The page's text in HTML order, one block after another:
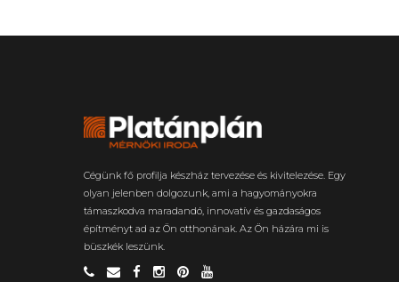
Cégünk fő profilja készház tervezése és kivitelezése. Egy
olyan jelenben dolgozunk, ami a hagyományokra
támaszkodva maradandó, innovatív és gazdaságos
építményt ad az Ön otthonának. Az Ön házára mi is
büszkék leszünk.